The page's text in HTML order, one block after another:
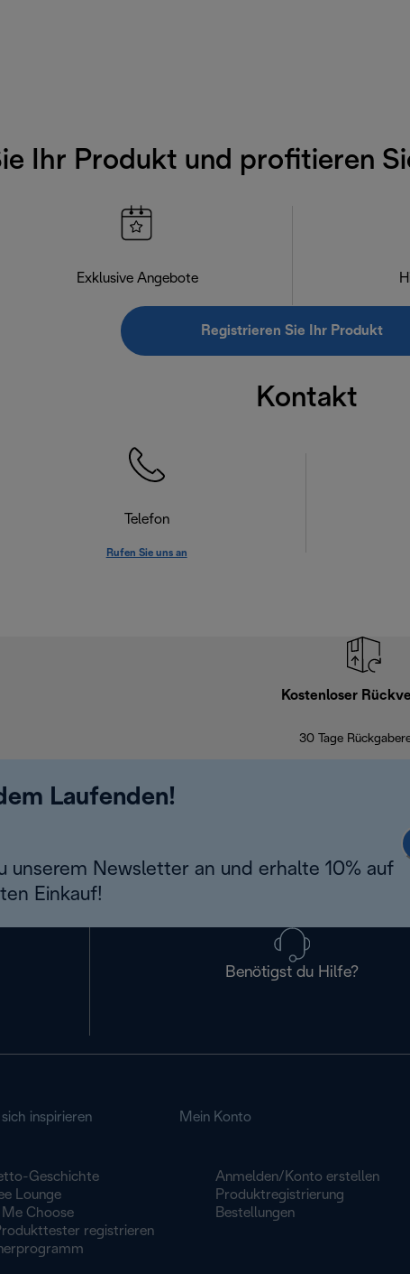
Ihr Produkt und profitieren
Exklusive Angebote
Registrieren Sie Ihr Produkt
Kontakt
Telefon
Rufen Sie uns an
Kostenloser
30 Tage
Laufenden!
unserem Newsletter an und erhalte 10% auf
Einkauf!
Benötigst du Hilfe?
sich inspirieren
Geschichte
Lounge
Me Choose
registrieren
Mein Konto
Anmelden/Konto erstellen
Produktregistrierung
Bestellungen